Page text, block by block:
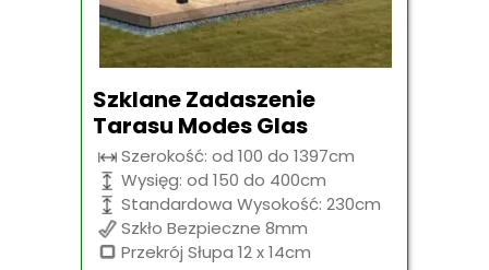
Szklane Zadaszenie
Tarasu Modes Glas
Szerokość: od 100 do 1397cm
Wysięg: od 150 do 400cm
Standardowa Wysokość: 230cm
Szkło Bezpieczne 8mm
Przekrój Słupa 12 x 14cm